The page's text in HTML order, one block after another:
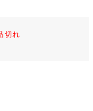
切れ